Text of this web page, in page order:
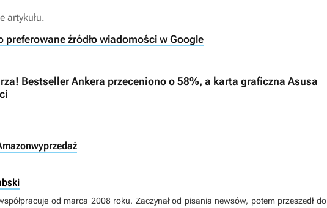
artykułu.
preferowane źródło wiadomości w Google
Bestseller Ankera przeceniono o 58%, a karta graficzna Asusa
wyprzedaż
od marca 2008 roku. Zaczynał od pisania newsów, potem przeszedł do